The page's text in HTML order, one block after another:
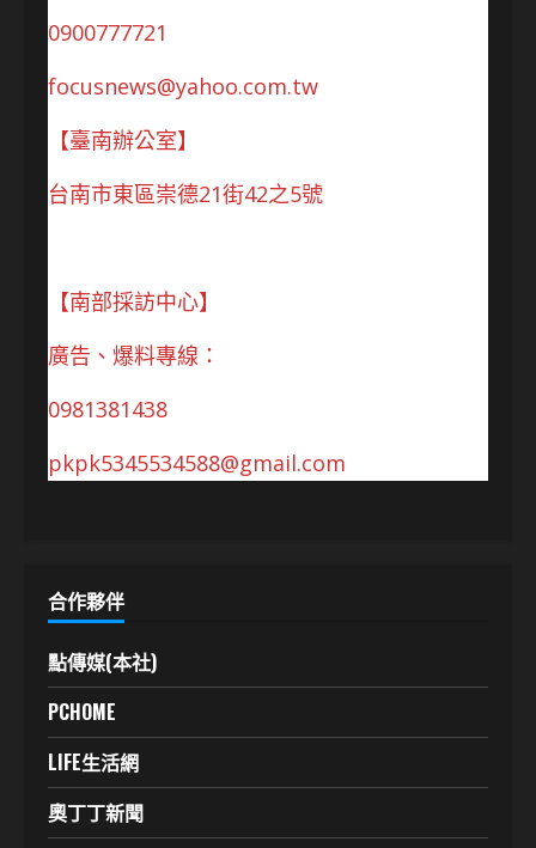
0900777721
focusnews@yahoo.com.tw
【臺南辦公室】
台南市東區崇德21街42之5號
【南部採訪中心】
廣告、爆料專線：
0981381438
pkpk5345534588@gmail.com
合作夥伴
點傳媒(本社)
PCHOME
LIFE生活網
奧丁丁新聞